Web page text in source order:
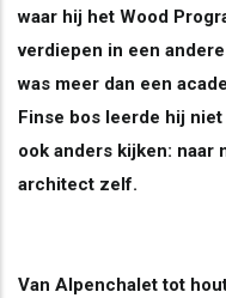
waar hij het Wood
verdiepen in een
was meer dan een
Finse bos leerde hij
ook anders kijken: naar
architect zelf.
Van Alpenchalet tot